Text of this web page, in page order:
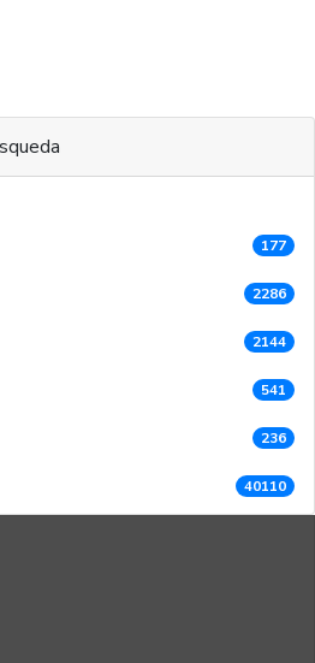
177
2286
2144
541
236
40110